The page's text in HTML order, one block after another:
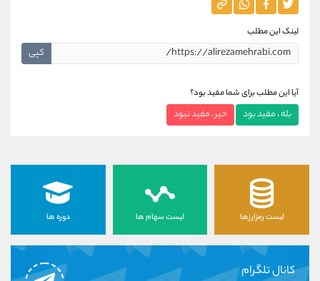
لینک این مطلب
کپی
آیا این مطلب برای شما مفید بود؟
بله ، مفید بود خیر ، مفید نبود
لیست رمزارزها لیست سهام ها دوره ها
کانال تلگرام